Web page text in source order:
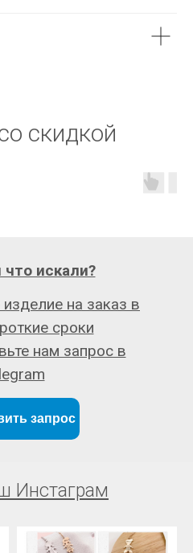
скидкой
запрос
на заказ в
сроки
нам запрос в
искали?
Инстаграм